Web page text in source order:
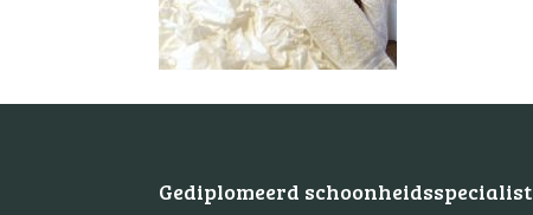
Gediplomeerd schoonheidsspecialist